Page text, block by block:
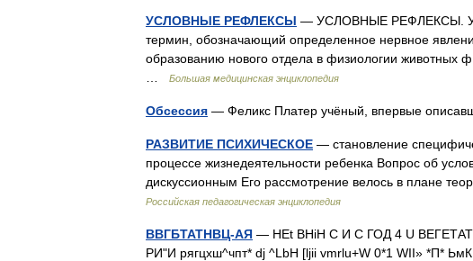
УСЛОВНЫЕ РЕФЛЕКСЫ — УСЛОВНЫЕ РЕФЛЕКСЫ.
термин, обозначающий определенное нервное
образованию нового отдела в физиологии животных
Большая медицинская энциклопедия
Обсессия — Феликс Платер учёный, впервые
РАЗВИТИЕ ПСИХИЧЕСКОЕ — становление
процессе жизнедеятельности ребенка Вопрос об
дискуссионным Его рассмотрение велось в плане
Российская педагогическая энциклопедия
ВВГБТАТНВЦ-АЯ — HEt BHiH С И С ГОД 4 U
РИ"И рягцхш^чпт* dj ^LbH [ljii vmrlu+W 0*1 WII» *П*